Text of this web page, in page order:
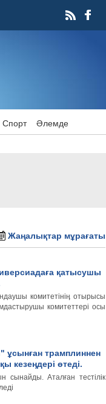
Спорт Әлемде
Жаңалықтар мұрағаты
қатысушы
комитетініӊ отырысы
комитеттері осы
ұсынған трамплиннен
кезеӊдері өтеді.
сынайды. Аталған тестілік